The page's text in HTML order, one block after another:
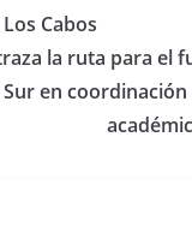
Cabos
la ruta para el
en